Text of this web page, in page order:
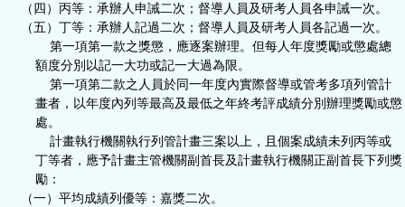
（四）丙等：承辦人申誡二次；督導人員及研考人員各申誡一次。
（五）丁等：承辦人記過二次；督導人員及研考人員各記過一次。
第一項第一款之獎懲，應逐案辦理。但每人年度獎勵或懲處總
額度分別以記一大功或記一大過為限。
第一項第二款之人員於同一年度內實際督導或管考多項列管計
畫者，以年度內列等最高及最低之年終考評成績分別辦理獎勵或懲
處。
計畫執行機關執行列管計畫三案以上，且個案成績未列丙等或
丁等者，應予計畫主管機關副首長及計畫執行機關正副首長下列獎
勵：
（一）平均成績列優等：嘉獎二次。